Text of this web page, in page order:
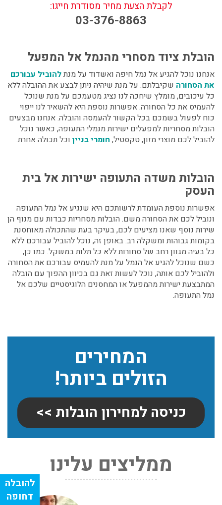
המחירים
הזולים ביותר!
כניסה למחירון הובלות >>
ממליצים עלינו
שירותי אריזה:
לפני שמתבצעת ההובלה צריכים לדאוג לארוז את הכל כמו
לקבלת הצעת מחיר מסודרת חייגו:
03-376-8863
הובלת ציוד מסחרי מהנמל אל המפעל
אנחנו נוכל להגיע אל נמל חיפה ואשדוד על מנתלהוביל עבורכם
את הסחורה שקיבלתם. על מנת שיהיה ניתן לבצע את ההובלה ללא
כל עיכובים, מומלץ שיחכה לנו נציג מטעמכם על מנת שנוכל
להעמיס את כל הסחורה. אפשרות נוספת היא להשאיר לנו ייפוי
כוח לפעול בשמכם בכל הקשור להעמסה והובלה. אנחנו מבצעים
הובלות מסחריות למפעלים ישירות מנמלי התעופה, כאשר נוכל
להוביל לכם מוצרי מזון, טקסטיל, חומרי בניין וכל תכולה אחרת.
הובלות משדה התעופה ישירות אל בית
העסק
אפשרות נוספת העומדת לרשותכם היא שנגיע אל נמל התעופה
ונוביל לכם את הסחורה משם. הובלות מסחריות כבדות עם מנוף הן
שירות נוסף שאנו מציעים לכם, בעיקר בעת שהתכולה מאוחסנת
בקומות גבוהות ומשקלה רב. באופן זה, נוכל להוביל עבורכם ללא
כל בעיה מגוון רחב של סחורות ללא כל תלות במשקל. כמו כן,
כשם שנוכל להגיע אל הנמל על מנת להעמיס עבורכם את הסחורה
ולהוביל לכם אותה, נוכל לעשות זאת גם בכיוון ההפוך עם הובלה
המתבצעת ישירות מהמפעל או המחסנים הלוגיסטיים שלכם אל
נמל התעופה.